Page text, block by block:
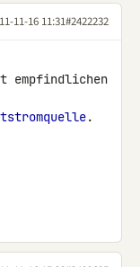
11-16 11:31#2422232
empfindlichen
.